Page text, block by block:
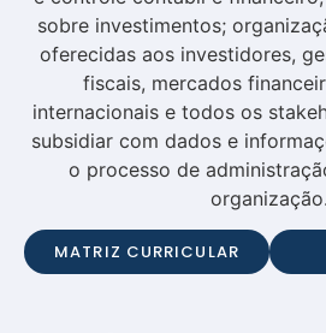
sobre investimentos;
oferecidas aos investidores,
fiscais, mercados
internacionais e todos os
subsidiar com dados e
o processo de
organização.
MATRIZ CURRICULAR